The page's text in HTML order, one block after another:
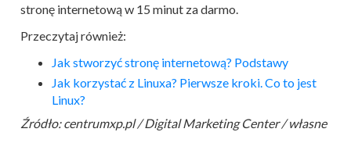
stronę internetową w 15 minut za darmo.
Przeczytaj również:
Jak stworzyć stronę internetową? Podstawy
Jak korzystać z Linuxa? Pierwsze kroki. Co to jest
Linux?
Źródło: centrumxp.pl / Digital Marketing Center / własne